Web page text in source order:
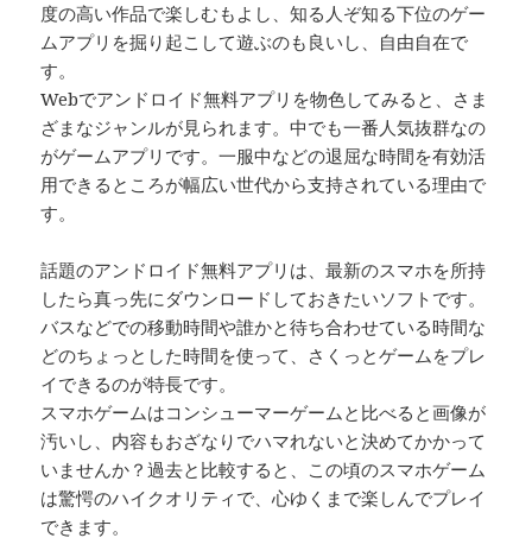
度の高い作品で楽しむもよし、知る人ぞ知る下位のゲー
ムアプリを掘り起こして遊ぶのも良いし、自由自在で
す。
Webでアンドロイド無料アプリを物色してみると、さま
ざまなジャンルが見られます。中でも一番人気抜群なの
がゲームアプリです。一服中などの退屈な時間を有効活
用できるところが幅広い世代から支持されている理由で
す。
話題のアンドロイド無料アプリは、最新のスマホを所持
したら真っ先にダウンロードしておきたいソフトです。
バスなどでの移動時間や誰かと待ち合わせている時間な
どのちょっとした時間を使って、さくっとゲームをプレ
イできるのが特長です。
スマホゲームはコンシューマーゲームと比べると画像が
汚いし、内容もおざなりでハマれないと決めてかかって
いませんか？過去と比較すると、この頃のスマホゲーム
は驚愕のハイクオリティで、心ゆくまで楽しんでプレイ
できます。